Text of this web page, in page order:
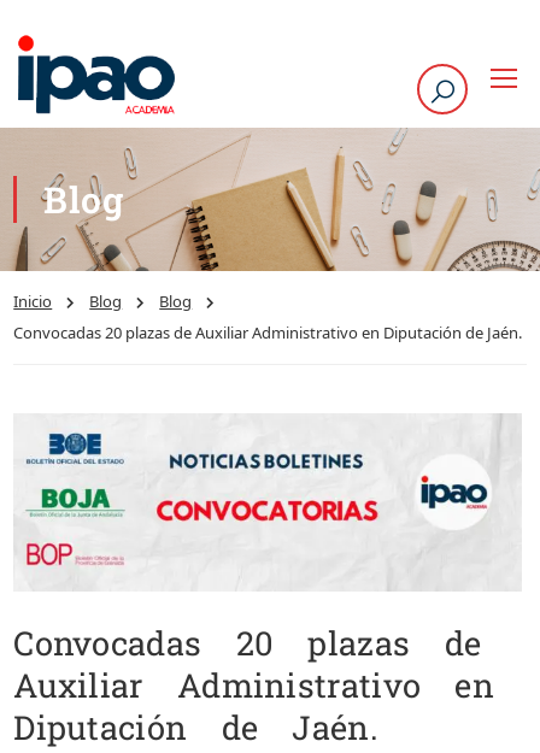
Blog
Inicio Blog
Blog
Convocadas 20 plazas de Auxiliar Administrativo en Diputación de Jaén.
Convocadas 20 plazas de
Auxiliar Administrativo en
Diputación de Jaén.